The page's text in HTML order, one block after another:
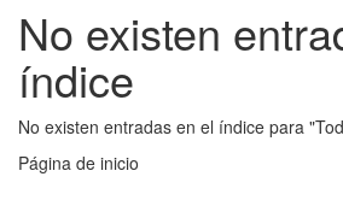
No existen
índice
No existen entradas en el índice para
Página de inicio